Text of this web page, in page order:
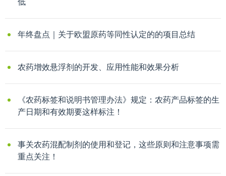
年终盘点｜关于欧盟原药等同性认定的的项目总结
农药增效悬浮剂的开发、应用性能和效果分析
《农药标签和说明书管理办法》规定：农药产品标签的生
产日期和有效期要这样标注！
事关农药混配制剂的使用和登记，这些原则和注意事项需
重点关注！